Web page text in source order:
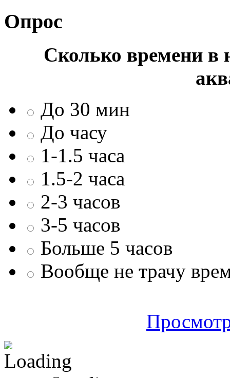
Опрос
Сколько времени в
До 30 мин
До часу
1-1.5 часа
1.5-2 часа
2-3 часов
3-5 часов
Больше 5 часов
Вообще не трачу